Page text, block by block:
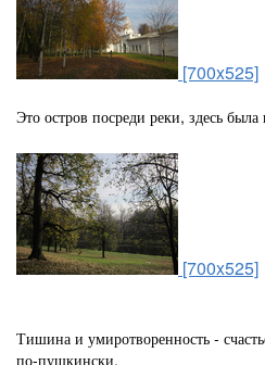
[700x525]
Это остров посреди реки, здесь
[700x525]
Тишина и умиротворенность -
по-пушкински.